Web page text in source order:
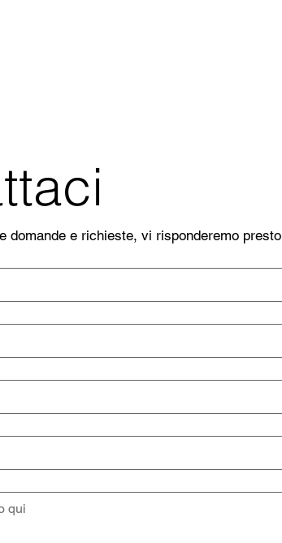
domande e richieste, vi risponderemo presto